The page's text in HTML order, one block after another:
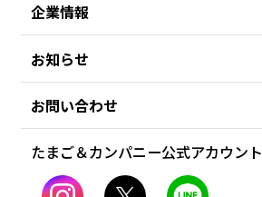
企業情報
お知らせ
お問い合わせ
たまご＆カンパニー公式アカウント